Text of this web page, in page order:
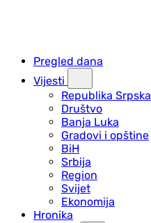
Pregled dana
Vijesti
Republika Srpska
Društvo
Banja Luka
Gradovi i opštine
BiH
Srbija
Region
Svijet
Ekonomija
Hronika